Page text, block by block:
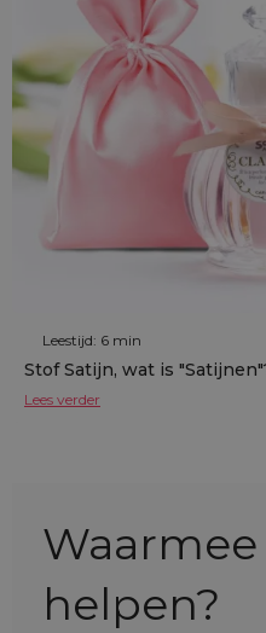
Leestijd: 6 min
Stof Satijn, wat is
Lees verder
helpen?